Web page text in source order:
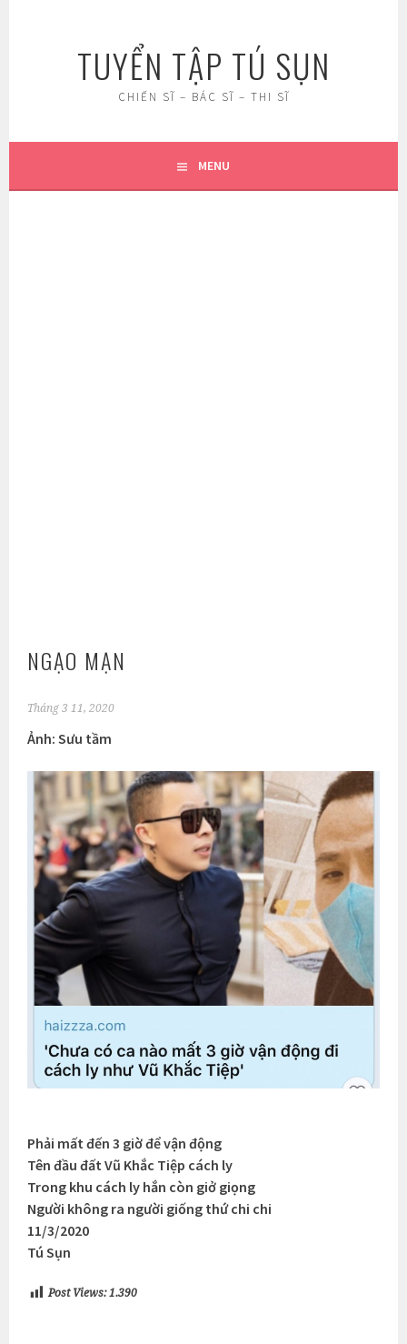
TUYỂN TẬP TÚ SỤN
CHIẾN SĨ – BÁC SĨ – THI SĨ
MENU
NGẠO MẠN
Tháng 3 11, 2020
Ảnh: Sưu tầm
Phải mất đến 3 giờ để vận động
Tên đầu đất Vũ Khắc Tiệp cách ly
Trong khu cách ly hắn còn giở giọng
Người không ra người giống thứ chi chi
11/3/2020
Tú Sụn
Post Views: 1.390